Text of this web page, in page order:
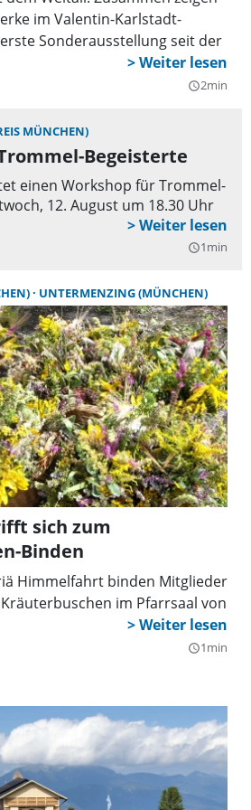
im Valentin-Karlstadt-
Sonderausstellung seit der
query_builder2min
MÜNCHEN)
Begeisterte
einen Workshop für Trommel-
12. August um 18.30 Uhr
query_builder1min
UNTERMENZING (MÜNCHEN)
sich zum
Binden
Himmelfahrt binden Mitglieder
im Pfarrsaal von
query_builder1min